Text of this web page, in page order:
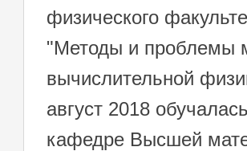
физического
"Методы и проблемы
вычислительной
август 2018
кафедре Высшей